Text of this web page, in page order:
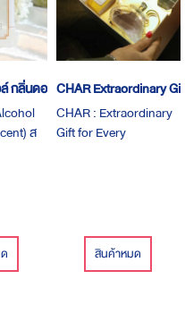
กลิ่นดอกโมก
ส
มล. =
CHAR Extraordinary
CHAR : Extraordinary
Gift for Every
สินค้าหมด